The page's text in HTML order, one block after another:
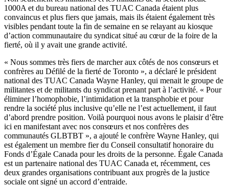
1000A et du bureau national des TUAC Canada étaient plus
convaincus et plus fiers que jamais, mais ils étaient également très
visibles pendant toute la fin de semaine en se relayant au kiosque
d’action communautaire du syndicat situé au cœur de la foire de la
fierté, où il y avait une grande activité.
« Nous sommes très fiers de marcher aux côtés de nos consœurs et
confrères au Défilé de la fierté de Toronto », a déclaré le président
national des TUAC Canada Wayne Hanley, qui menait le groupe de
militantes et de militants du syndicat prenant part à l’activité. « Pour
éliminer l’homophobie, l’intimidation et la transphobie et pour
rendre la société plus inclusive qu’elle ne l’est actuellement, il faut
d’abord prendre position. Voilà pourquoi nous avons le plaisir d’être
ici en manifestant avec nos consœurs et nos confrères des
communautés GLBTBT », a ajouté le confrère Wayne Hanley, qui
est également un membre fier du Conseil consultatif honoraire du
Fonds d’Égale Canada pour les droits de la personne. Égale Canada
est un partenaire national des TUAC Canada et, récemment, ces
deux grandes organisations contribuant aux progrès de la justice
sociale ont signé un accord d’entraide.